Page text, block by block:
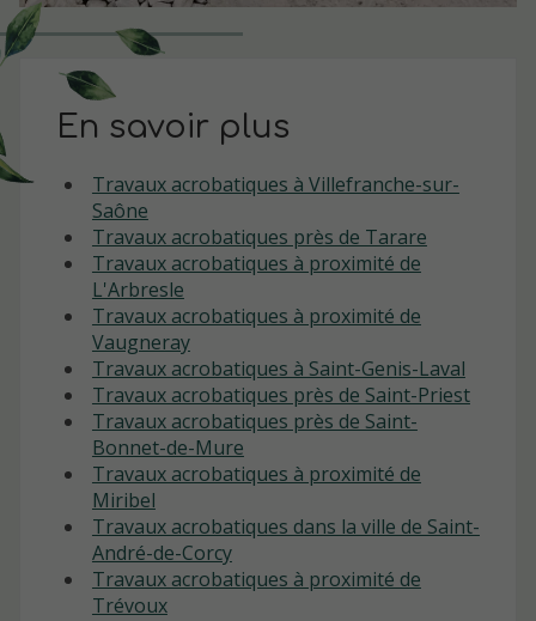
En savoir plus
Travaux acrobatiques à Villefranche-sur-
Saône
Travaux acrobatiques près de Tarare
Travaux acrobatiques à proximité de
L'Arbresle
Travaux acrobatiques à proximité de
Vaugneray
Travaux acrobatiques à Saint-Genis-Laval
Travaux acrobatiques près de Saint-Priest
Travaux acrobatiques près de Saint-
Bonnet-de-Mure
Travaux acrobatiques à proximité de
Miribel
Travaux acrobatiques dans la ville de Saint-
André-de-Corcy
Travaux acrobatiques à proximité de
Trévoux